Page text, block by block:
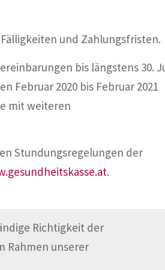
und Zahlungsfristen.
bis längstens 30.
Februar 2020 bis Februar 2021
mit weiteren
Stundungsregelungen der
.
Richtigkeit der
Rahmen unserer